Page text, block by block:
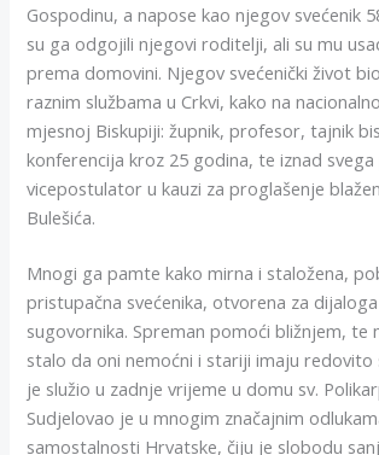
Gospodinu, a napose kao njegov svećenik
su ga odgojili njegovi roditelji, ali su mu
prema domovini. Njegov svećenički život
raznim službama u Crkvi, kako na
mjesnoj Biskupiji: župnik, profesor, tajnik
konferencija kroz 25 godina, te iznad
vicepostulator u kauzi za proglašenje
Bulešića.
Mnogi ga pamte kako mirna i staložena,
pristupačna svećenika, otvorena za
sugovornika. Spreman pomoći bližnjem, te
stalo da oni nemoćni i stariji imaju redovito
je služio u zadnje vrijeme u domu sv.
Sudjelovao je u mnogim značajnim
samostalnosti Hrvatske, čiju je slobodu